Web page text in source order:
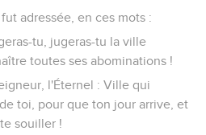
adressée, en ces mots :
tu, jugeras-tu la ville
toutes ses abominations !
l'Éternel : Ville qui
toi, pour que ton jour arrive, et
souiller !